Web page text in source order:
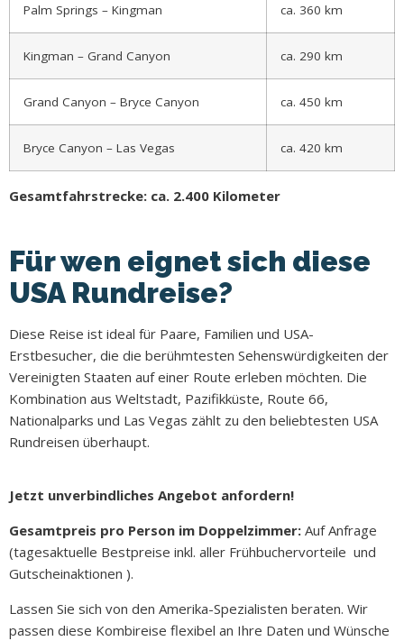
Palm Springs – Kingman ca. 360 km
Kingman – Grand Canyon ca. 290 km
Grand Canyon – Bryce Canyon ca. 450 km
Bryce Canyon – Las Vegas ca. 420 km
Gesamtfahrstrecke: ca. 2.400 Kilometer
Für wen eignet sich diese
USA Rundreise?
Diese Reise ist ideal für Paare, Familien und USA-
Erstbesucher, die die berühmtesten Sehenswürdigkeiten der
Vereinigten Staaten auf einer Route erleben möchten. Die
Kombination aus Weltstadt, Pazifikküste, Route 66,
Nationalparks und Las Vegas zählt zu den beliebtesten USA
Rundreisen überhaupt.
Jetzt unverbindliches Angebot anfordern!
Gesamtpreis pro Person im Doppelzimmer: Auf Anfrage
(tagesaktuelle Bestpreise inkl. aller Frühbuchervorteile und
Gutscheinaktionen ).
Lassen Sie sich von den Amerika-Spezialisten beraten. Wir
passen diese Kombireise flexibel an Ihre Daten und Wünsche